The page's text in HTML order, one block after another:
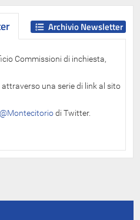
Commissioni di inchiesta,
una serie di link al sito
@Montecitoriodi Twitter.
Archivio Newsletter